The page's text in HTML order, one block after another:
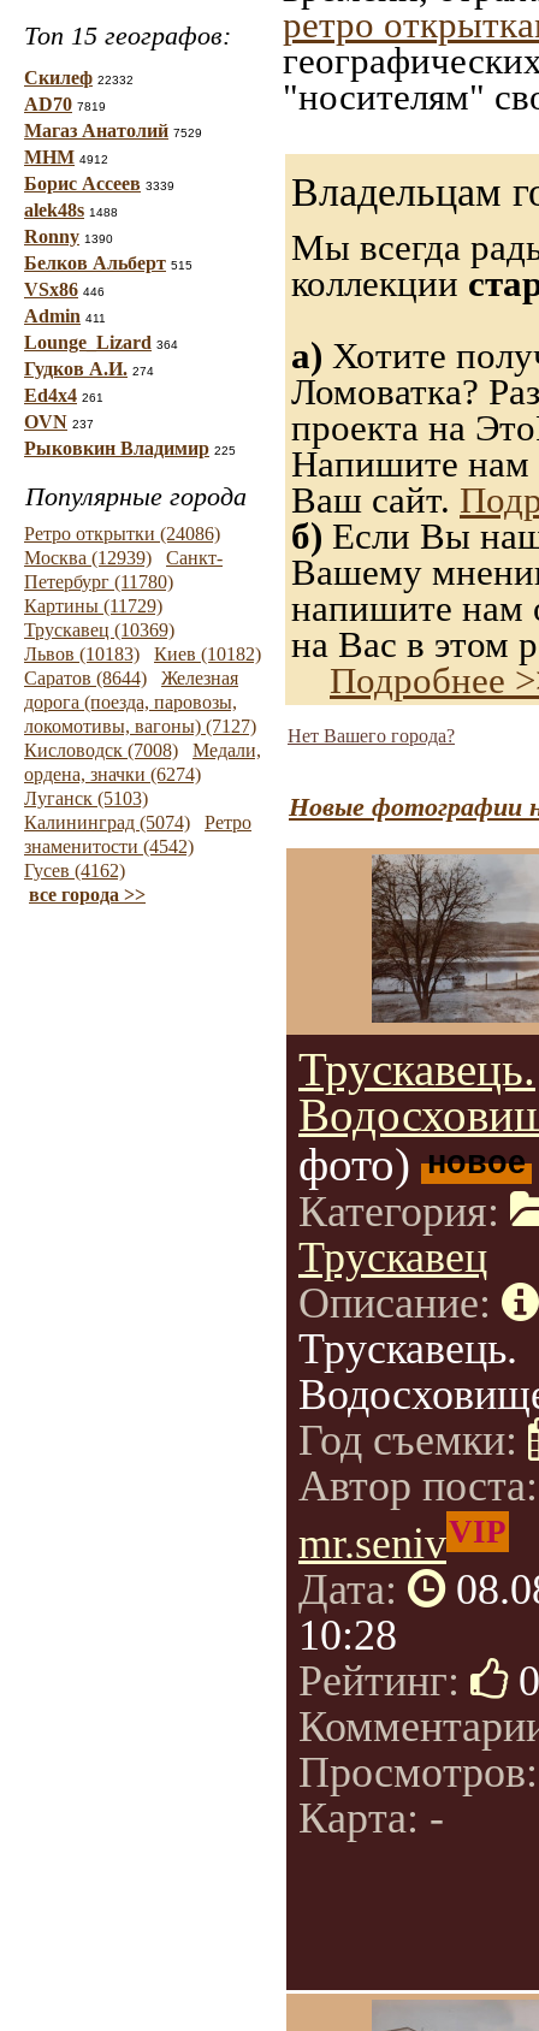
Топ 15 географов:
Скилеф 22332
AD70 7819
Магаз Анатолий 7529
МНМ 4912
Борис Ассеев 3339
alek48s 1488
Ronny 1390
Белков Альберт 515
VSx86 446
Admin 411
Lounge_Lizard 364
Гудков А.И. 274
Ed4x4 261
OVN 237
Рыковкин Владимир 225
Популярные города
Ретро открытки (24086)
Москва (12939)
Санкт-
Петербург (11780)
Картины (11729)
Трускавец (10369)
Львов (10183)
Киев (10182)
Саратов (8644)
Железная
дорога (поезда, паровозы,
локомотивы, вагоны) (7127)
Кисловодск (7008)
Медали,
ордена, значки (6274)
Луганск (5103)
Калининград (5074)
Ретро
знаменитости (4542)
Гусев (4162)
все города >>
ретро
"носителям"
Владельцам
Мы всегда
коллекции
а) Хотите
Ломоватка?
проекта на
Напишите нам
Ваш сайт.
б) Если Вы
Вашему
напишите нам
на Вас в этом
Подробнее
Нет Вашего города?
Новые фотографии
Трускавець.
фото) новое
Категория:
Трускавец
Описание:
Трускавець.
Год съемки:
Автор
mr.senivVIP
Дата:
10:28
Рейтинг:
0
Карта: -